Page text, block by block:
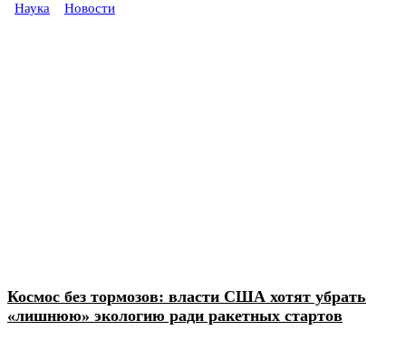
Наука Новости
Космос без тормозов: власти США хотят убрать
«лишнюю» экологию ради ракетных стартов